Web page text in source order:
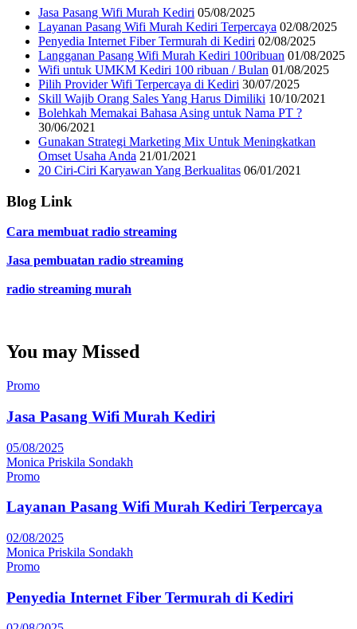
Jasa Pasang Wifi Murah Kediri 05/08/2025
Layanan Pasang Wifi Murah Kediri Terpercaya 02/08/2025
Penyedia Internet Fiber Termurah di Kediri 02/08/2025
Langganan Pasang Wifi Murah Kediri 100ribuan 01/08/2025
Wifi untuk UMKM Kediri 100 ribuan / Bulan 01/08/2025
Pilih Provider Wifi Terpercaya di Kediri 30/07/2025
Skill Wajib Orang Sales Yang Harus Dimiliki 10/10/2021
Bolehkah Memakai Bahasa Asing untuk Nama PT ?
30/06/2021
Gunakan Strategi Marketing Mix Untuk Meningkatkan
Omset Usaha Anda 21/01/2021
20 Ciri-Ciri Karyawan Yang Berkualitas 06/01/2021
Blog Link
Cara membuat radio streaming
Jasa pembuatan radio streaming
radio streaming murah
You may Missed
Promo
Jasa Pasang Wifi Murah Kediri
05/08/2025
Monica Priskila Sondakh
Promo
Layanan Pasang Wifi Murah Kediri Terpercaya
02/08/2025
Monica Priskila Sondakh
Promo
Penyedia Internet Fiber Termurah di Kediri